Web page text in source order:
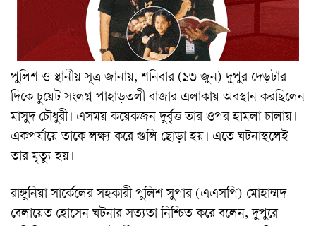
পুলিশ ও স্থানীয় সূত্র জানায়, শনিবার (১৩ জুন) দুপুর দেড়টার
দিকে চুয়েট সংলগ্ন পাহাড়তলী বাজার এলাকায় অবস্থান করছিলেন
মাসুদ চৌধুরী। এসময় কয়েকজন দুর্বৃত্ত তার ওপর হামলা চালায়।
একপর্যায়ে তাকে লক্ষ্য করে গুলি ছোড়া হয়। এতে ঘটনাস্থলেই
তার মৃত্যু হয়।
রাঙ্গুনিয়া সার্কেলের সহকারী পুলিশ সুপার (এএসপি) মোহাম্মদ
বেলায়েত হোসেন ঘটনার সত্যতা নিশ্চিত করে বলেন, দুপুরে